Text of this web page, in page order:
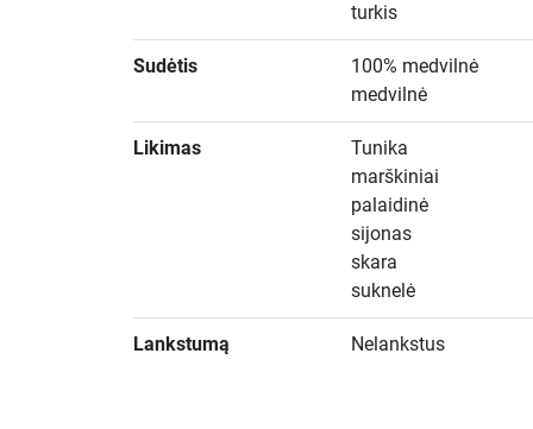
turkis
Sudėtis
100% medvilnė
medvilnė
Likimas
Tunika
marškiniai
palaidinė
sijonas
skara
suknelė
Lankstumą Nelankstus